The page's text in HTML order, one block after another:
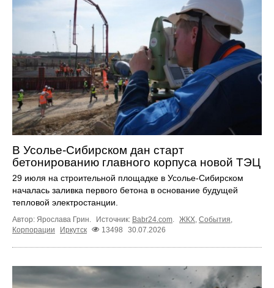
В Усолье-Сибирском дан старт
бетонированию главного корпуса новой ТЭЦ
29 июля на строительной площадке в Усолье-Сибирском
началась заливка первого бетона в основание будущей
тепловой электростанции.
Автор: Ярослава Грин. Источник: Babr24.com. ЖКХ, События,
Корпорации
Иркутск 13498 30.07.2026